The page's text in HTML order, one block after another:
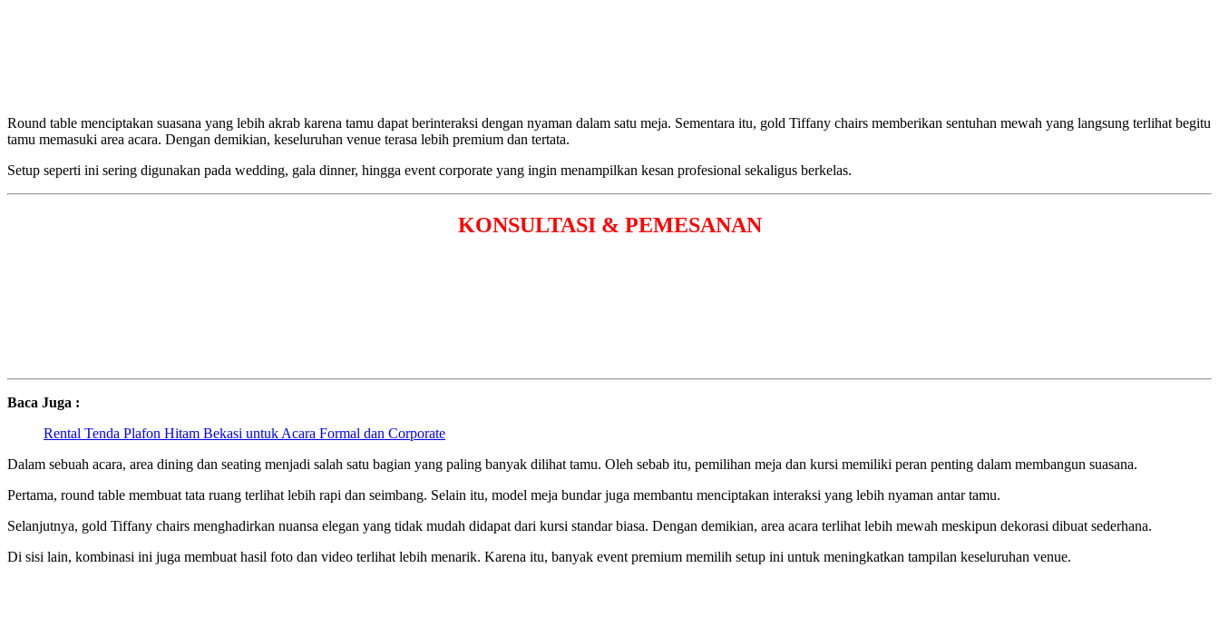
Round table menciptakan suasana yang lebih akrab karena tamu dapat berinteraksi dengan nyaman dalam satu meja. Sementara itu, gold Tiffany chairs memberikan sentuhan mewah yang langsung terlihat begitu
tamu memasuki area acara. Dengan demikian, keseluruhan venue terasa lebih premium dan tertata.
Setup seperti ini sering digunakan pada wedding, gala dinner, hingga event corporate yang ingin menampilkan kesan profesional sekaligus berkelas.
KONSULTASI & PEMESANAN
Baca Juga :
Rental Tenda Plafon Hitam Bekasi untuk Acara Formal dan Corporate
Dalam sebuah acara, area dining dan seating menjadi salah satu bagian yang paling banyak dilihat tamu. Oleh sebab itu, pemilihan meja dan kursi memiliki peran penting dalam membangun suasana.
Pertama, round table membuat tata ruang terlihat lebih rapi dan seimbang. Selain itu, model meja bundar juga membantu menciptakan interaksi yang lebih nyaman antar tamu.
Selanjutnya, gold Tiffany chairs menghadirkan nuansa elegan yang tidak mudah didapat dari kursi standar biasa. Dengan demikian, area acara terlihat lebih mewah meskipun dekorasi dibuat sederhana.
Di sisi lain, kombinasi ini juga membuat hasil foto dan video terlihat lebih menarik. Karena itu, banyak event premium memilih setup ini untuk meningkatkan tampilan keseluruhan venue.